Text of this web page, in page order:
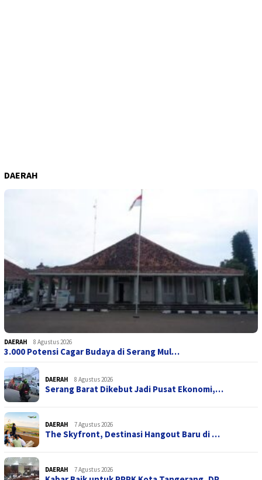
DAERAH
DAERAH 8 Agustus 2026
3.000 Potensi Cagar Budaya di Serang Mul…
DAERAH 8 Agustus 2026
Serang Barat Dikebut Jadi Pusat Ekonomi,…
DAERAH 7 Agustus 2026
The Skyfront, Destinasi Hangout Baru di …
DAERAH 7 Agustus 2026